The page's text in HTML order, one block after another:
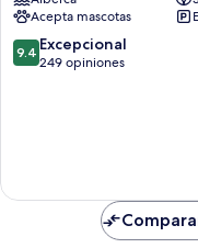
Acepta mascotas
9.4
de
9.4 Excepcional
249 opiniones